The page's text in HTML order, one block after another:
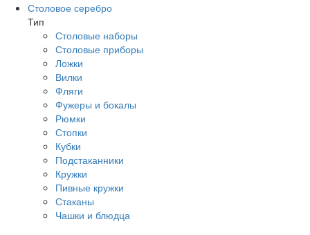
Столовое серебро
Тип
Столовые наборы
Столовые приборы
Ложки
Вилки
Фляги
Фужеры и бокалы
Рюмки
Стопки
Кубки
Подстаканники
Кружки
Пивные кружки
Стаканы
Чашки и блюдца